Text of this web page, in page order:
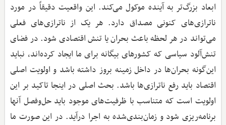
ابعاد بزرگ‌تر به آینده موکول می‌کند. این واقعیت دقیقاً در مورد
ناترازی‌های کنونی مصداق دارد. هر یک از ناترازی‌های فعلی
می‌تواند در هر لحظه باعث بحران یا تنش اقتصادی شود. در فضای
تنش‌آلود سیاسی که کشورهای بیگانه برای ما ایجاد کرده‌اند، نباید
این‌گونه بحران‌ها در داخل زمینه بروز داشته باشد و اولویت اصلی
اقتصاد باید رفع ناترازی‌ها باشد. بحث اصلی در اینجا تاکید بر این
اولویت است که متناسب با ظرفیت‌های موجود باید حل‌وفصل آنها
برنامه‌ریزی شود و زمان‌بندی‌شده به اجرا درآید. در این صورت ما